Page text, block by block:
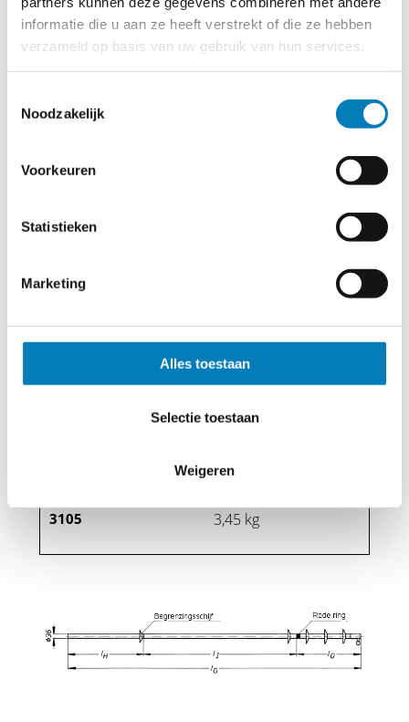
informatie die u aan ze heeft verstrekt of die ze hebben
verzameld op basis van uw gebruik van hun services.
Noodzakelijk
Voorkeuren
Statistieken
Marketing
Alles toestaan
Selectie toestaan
Weigeren
3102 3000
3103 800
3104 820
3105
driedelig, bij neerslag
3105 720
2,50 kg
4500
3105 3,45 kg